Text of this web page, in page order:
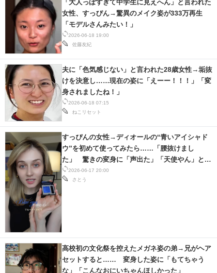
2026-06-18 19:00
佐藤友紀
「大人っぽすぎて中学生に見えへん」と言われた
女性、すっぴん→驚異のメイク姿が333万再生
「モデルさんみたい！」
2026-06-18 07:15
ねこリセット
夫に「色気感じない」と言われた28歳女性→垢抜
けを決意し……現在の姿に「えーー！！！」「変
身されましたね！」
2026-06-17 20:00
さとう
すっぴんの女性→ディオールの“青いアイシャド
ウ”を初めて使ってみたら……「腰抜けまし
た」 驚きの変身に「声出た」「天使やん」と
157万再生
高校初の文化祭を控えたメガネ姿の弟→兄がヘア
セットすると…… 変身した姿に「もてちゃう
な」「こんなおにいちゃんほしかった」